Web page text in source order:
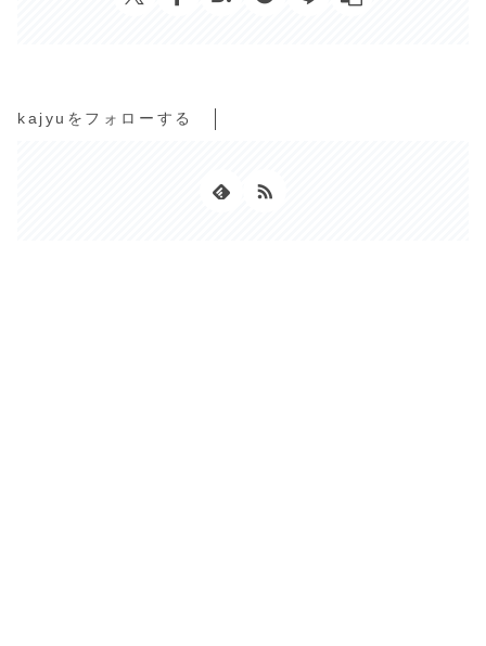
kajyuをフォローする